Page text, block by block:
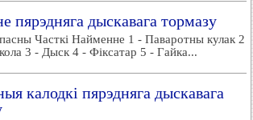
пярэдняга дыскавага тормазу
Часткі Найменне 1 - Паваротны кулак 2
3 - Дыск 4 - Фіксатар 5 - Гайка...
калодкі пярэдняга дыскавага